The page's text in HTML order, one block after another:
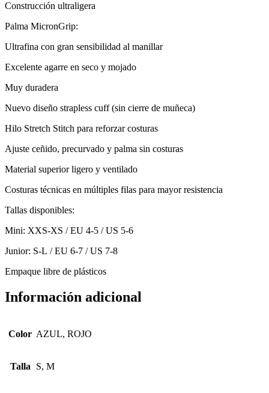
Construcción ultraligera
Palma MicronGrip:
Ultrafina con gran sensibilidad al manillar
Excelente agarre en seco y mojado
Muy duradera
Nuevo diseño strapless cuff (sin cierre de muñeca)
Hilo Stretch Stitch para reforzar costuras
Ajuste ceñido, precurvado y palma sin costuras
Material superior ligero y ventilado
Costuras técnicas en múltiples filas para mayor resistencia
Tallas disponibles:
Mini: XXS-XS / EU 4-5 / US 5-6
Junior: S-L / EU 6-7 / US 7-8
Empaque libre de plásticos
Información adicional
Color AZUL, ROJO
Talla S, M